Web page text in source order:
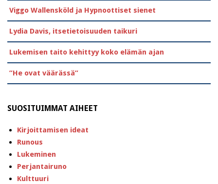
Viggo Wallensköld ja Hypnoottiset sienet
Lydia Davis, itsetietoisuuden taikuri
Lukemisen taito kehittyy koko elämän ajan
”He ovat väärässä”
SUOSITUIMMAT AIHEET
Kirjoittamisen ideat
Runous
Lukeminen
Perjantairuno
Kulttuuri